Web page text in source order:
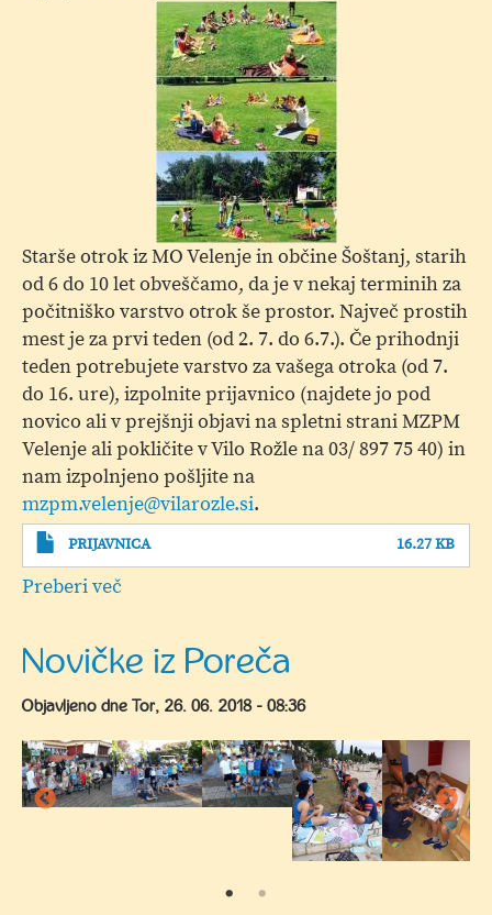
Starše otrok iz MO Velenje in občine Šoštanj, starih
od 6 do 10 let obveščamo, da je v nekaj terminih za
počitniško varstvo otrok še prostor. Največ prostih
mest je za prvi teden (od 2. 7. do 6.7.). Če prihodnji
teden potrebujete varstvo za vašega otroka (od 7.
do 16. ure), izpolnite prijavnico (najdete jo pod
novico ali v prejšnji objavi na spletni strani MZPM
Velenje ali pokličite v Vilo Rožle na 03/ 897 75 40) in
nam izpolnjeno pošljite na
mzpm.velenje@vilarozle.si.
PRIJAVNICA 16.27 KB
Preberi več
termini
za
počitniško
Novičke iz Poreča
Objavljeno dne Tor, 26. 06. 2018 - 08:36